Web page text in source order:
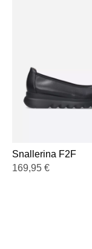
Snallerina F2F
169,95 €